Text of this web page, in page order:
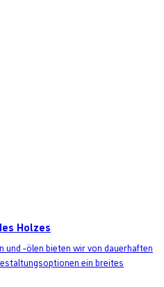
Holzes
und -ölen bieten wir von dauerhaften
ein breites